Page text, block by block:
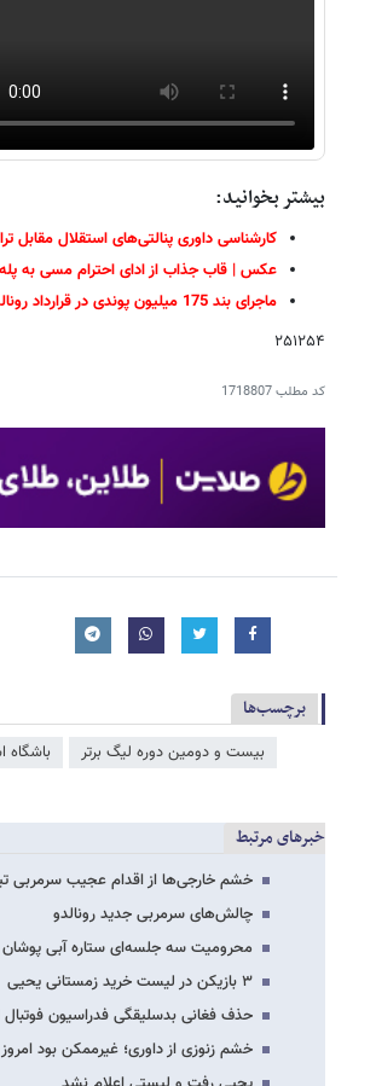
بیشتر بخوانید:
کارشناسی داوری پنالتی‌های استقلال مقابل
عکس | قاب جذاب از ادای احترام مسی به پله
ماجرای بند 175 میلیون پوندی در قرارداد رونالدو
۲۵۱۲۵۴
کد مطلب1718807
برچسب‌ها
بیست و دومین دوره لیگ برتر باشگاه
خبرهای مرتبط
خشم خارجی‌ها از اقدام عجیب سرمربی
چالش‌های سرمربی جدید رونالدو
محرومیت سه جلسه‌ای ستاره آبی پوشان
۳ بازیکن در لیست خرید زمستانی یحیی
حذف فغانی بدسلیقگی فدراسیون
خشم زنوزی از داوری‌؛ غیرممکن بود امروز